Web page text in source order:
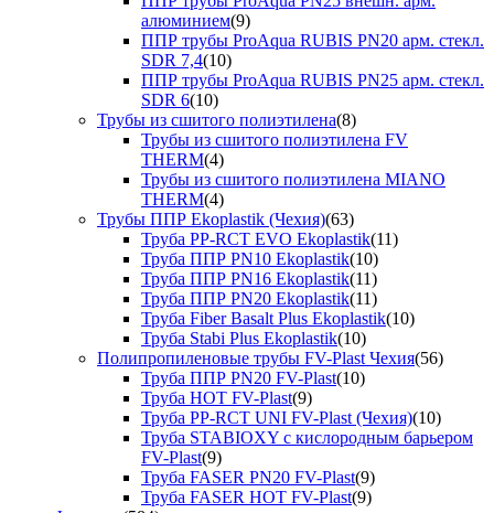
алюминием(9)
ППР трубы ProAqua RUBIS PN20 арм. стекл.
SDR 7,4(10)
ППР трубы ProAqua RUBIS PN25 арм. стекл.
SDR 6(10)
Трубы из сшитого полиэтилена(8)
Трубы из сшитого полиэтилена FV
THERM(4)
Трубы из сшитого полиэтилена MIANO
THERM(4)
Трубы ППР Ekoplastik (Чехия)(63)
Труба PP-RCT EVO Ekoplastik(11)
Труба ППР PN10 Ekoplastik(10)
Труба ППР PN16 Ekoplastik(11)
Труба ППР PN20 Ekoplastik(11)
Труба Fiber Basalt Plus Ekoplastik(10)
Труба Stabi Plus Ekoplastik(10)
Полипропиленовые трубы FV-Plast Чехия(56)
Труба ППР PN20 FV-Plast(10)
Труба HOT FV-Plast(9)
Труба PP-RCT UNI FV-Plast (Чехия)(10)
Труба STABIOXY с кислородным барьером
FV-Plast(9)
Труба FASER PN20 FV-Plast(9)
Труба FASER HOT FV-Plast(9)